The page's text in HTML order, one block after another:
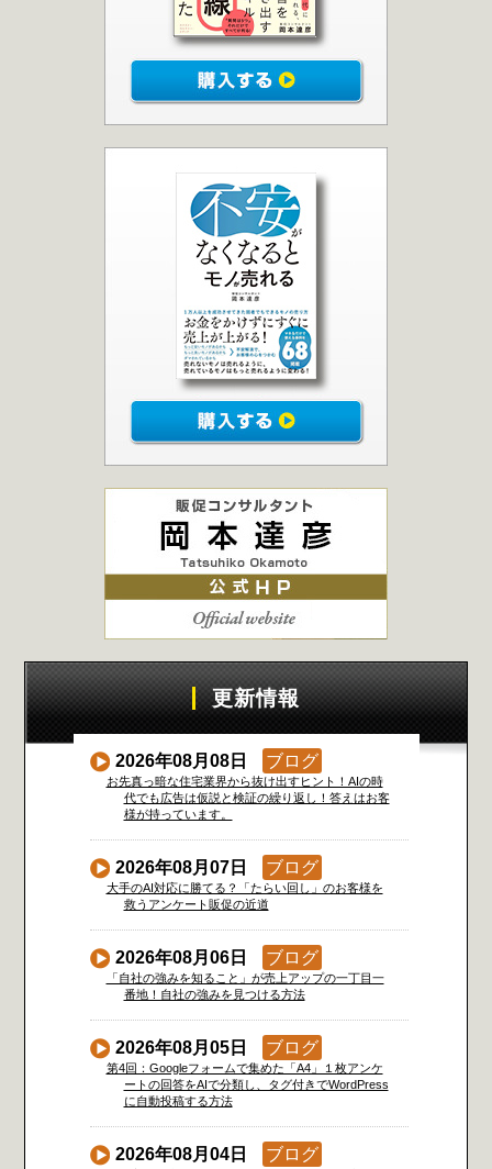
更新情報
2026年08月08日 ブログ
お先真っ暗な住宅業界から抜け出すヒント！AIの時
代でも広告は仮説と検証の繰り返し！答えはお客
様が持っています。
2026年08月07日 ブログ
大手のAI対応に勝てる？「たらい回し」のお客様を
救うアンケート販促の近道
2026年08月06日 ブログ
「自社の強みを知ること」が売上アップの一丁目一
番地！自社の強みを見つける方法
2026年08月05日 ブログ
第4回：Googleフォームで集めた「A4」１枚アンケ
ートの回答をAIで分類し、タグ付きでWordPress
に自動投稿する方法
2026年08月04日 ブログ